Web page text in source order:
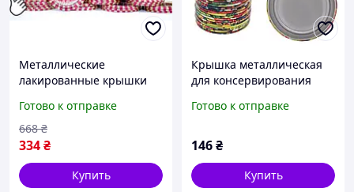
Металлические
лакированные крышки
Хуторянка 50 штук для
надежной герметизации
Готово к отправке
334₴
668 ₴
Купить
Крышка металлическая
для консервирования
(50шт/пак) полностью
Готово к отправке
146₴
Купить